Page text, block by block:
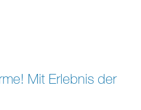
Mit Erlebnis der